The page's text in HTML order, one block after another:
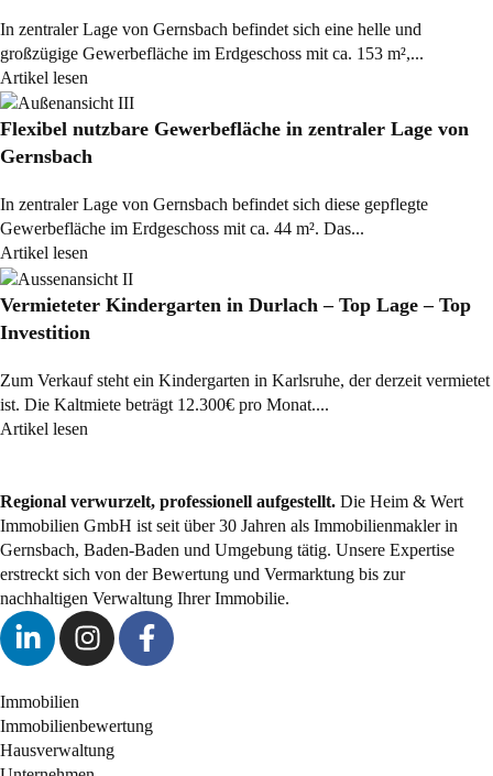
In zentraler Lage von Gernsbach befindet sich eine helle und
großzügige Gewerbefläche im Erdgeschoss mit ca. 153 m²,...
Artikel lesen
Flexibel nutzbare Gewerbefläche in zentraler Lage von
Gernsbach
In zentraler Lage von Gernsbach befindet sich diese gepflegte
Gewerbefläche im Erdgeschoss mit ca. 44 m². Das...
Artikel lesen
Vermieteter Kindergarten in Durlach – Top Lage – Top
Investition
Zum Verkauf steht ein Kindergarten in Karlsruhe, der derzeit vermietet
ist. Die Kaltmiete beträgt 12.300€ pro Monat....
Artikel lesen
Regional verwurzelt, professionell aufgestellt. Die Heim & Wert
Immobilien GmbH ist seit über 30 Jahren als Immobilienmakler in
Gernsbach, Baden-Baden und Umgebung tätig. Unsere Expertise
erstreckt sich von der Bewertung und Vermarktung bis zur
nachhaltigen Verwaltung Ihrer Immobilie.
Immobilien
Immobilienbewertung
Hausverwaltung